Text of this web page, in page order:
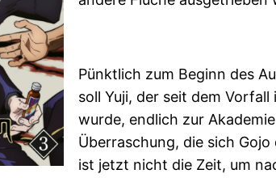
Pünktlich zum Beginn des
soll Yuji, der seit dem
wurde, endlich zur
Überraschung, die sich
ist jetzt nicht die Zeit, um